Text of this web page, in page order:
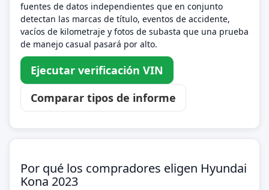
fuentes de datos independientes que en conjunto
detectan las marcas de título, eventos de accidente,
vacíos de kilometraje y fotos de subasta que una prueba
de manejo casual pasará por alto.
Ejecutar verificación VIN
Comparar tipos de informe
Por qué los compradores eligen Hyundai
Kona 2023